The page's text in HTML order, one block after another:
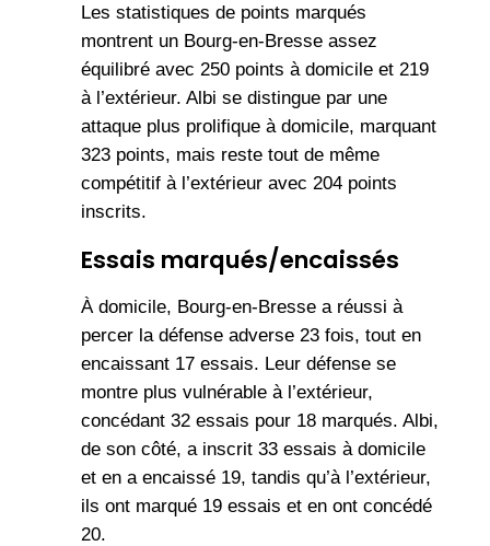
Les statistiques de points marqués
montrent un Bourg-en-Bresse assez
équilibré avec 250 points à domicile et 219
à l’extérieur. Albi se distingue par une
attaque plus prolifique à domicile, marquant
323 points, mais reste tout de même
compétitif à l’extérieur avec 204 points
inscrits.
Essais marqués/encaissés
À domicile, Bourg-en-Bresse a réussi à
percer la défense adverse 23 fois, tout en
encaissant 17 essais. Leur défense se
montre plus vulnérable à l’extérieur,
concédant 32 essais pour 18 marqués. Albi,
de son côté, a inscrit 33 essais à domicile
et en a encaissé 19, tandis qu’à l’extérieur,
ils ont marqué 19 essais et en ont concédé
20.